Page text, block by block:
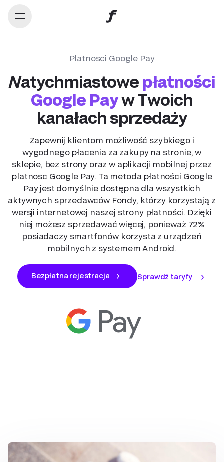
Platnosci Google Pay
Natychmiastowe płatności
Google Payw Twoich
kanałach sprzedaży
Zapewnij klientom możliwość szybkiego i
wygodnego płacenia za zakupy na stronie, w
sklepie, bez strony oraz w aplikacji mobilnej przez
platnosc Google Pay. Ta metoda płatności Google
Pay jest domyślnie dostępna dla wszystkich
aktywnych sprzedawców Fondy, którzy korzystają z
wersji internetowej naszej strony płatności. Dzięki
niej możesz sprzedawać więcej, ponieważ 72%
posiadaczy smartfonów korzysta z urządzeń
mobilnych z systemem Android.
Bezpłatna rejestracja Sprawdź taryfy